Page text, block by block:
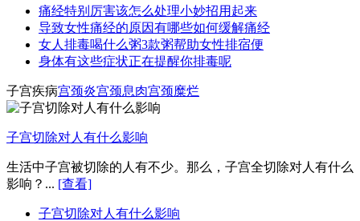
痛经特别厉害该怎么处理小妙招用起来
导致女性痛经的原因有哪些如何缓解痛经
女人排毒喝什么粥3款粥帮助女性排宿便
身体有这些症状正在提醒你排毒呢
子宫疾病宫颈炎宫颈息肉宫颈糜烂
子宫切除对人有什么影响
生活中子宫被切除的人有不少。那么，子宫全切除对人有什么
影响？... [查看]
子宫切除对人有什么影响